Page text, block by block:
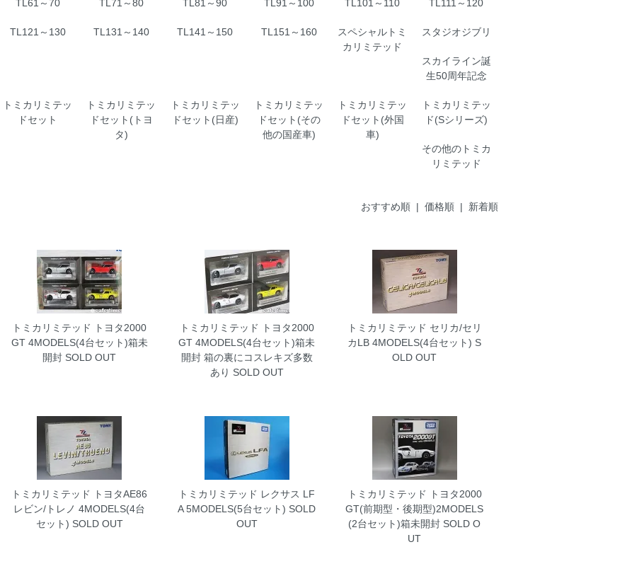
TL61～70 TL71～80 TL81～90 TL91～100 TL101～110 TL111～120
TL121～130 TL131～140 TL141～150 TL151～160
スペシャルトミ
カリミテッド
スタジオジブリ
スカイライン誕
生50周年記念
トミカリミテッ
ドセット
トミカリミテッ
ドセット(トヨ
タ)
トミカリミテッ
ドセット(日産)
トミカリミテッ
ドセット(その
他の国産車)
トミカリミテッ
ドセット(外国
車)
トミカリミテッ
ド(Sシリーズ)
その他のトミカ
リミテッド
おすすめ順 | 価格順 | 新着順
トミカリミテッド トヨタ2000
GT 4MODELS(4台セット)箱未
開封 SOLD OUT
トミカリミテッド トヨタ2000
GT 4MODELS(4台セット)箱未
開封 箱の裏にコスレキズ多数
あり SOLD OUT
トミカリミテッド セリカ/セリ
カLB 4MODELS(4台セット) S
OLD OUT
トミカリミテッド トヨタAE86
レビン/トレノ 4MODELS(4台
セット) SOLD OUT
トミカリミテッド レクサス LF
A 5MODELS(5台セット) SOLD
OUT
トミカリミテッド トヨタ2000
GT(前期型・後期型)2MODELS
(2台セット)箱未開封 SOLD O
UT